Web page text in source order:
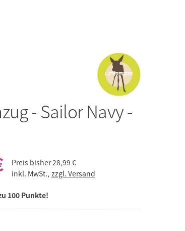
- Sailor Navy -
Preis bisher28,99 €
inkl. MwSt., zzgl. Versand
100 Punkte!